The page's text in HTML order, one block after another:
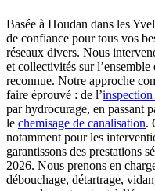
Basée à Houdan dans les
de confiance pour tous vos
réseaux divers. Nous
et collectivités sur
reconnue. Notre approche
faire éprouvé : de l’inspection
par hydrocurage, en passant
le chemisage de canalisation.
notamment pour les
garantissons des prestations
2026. Nous prenons en
débouchage, détartrage,